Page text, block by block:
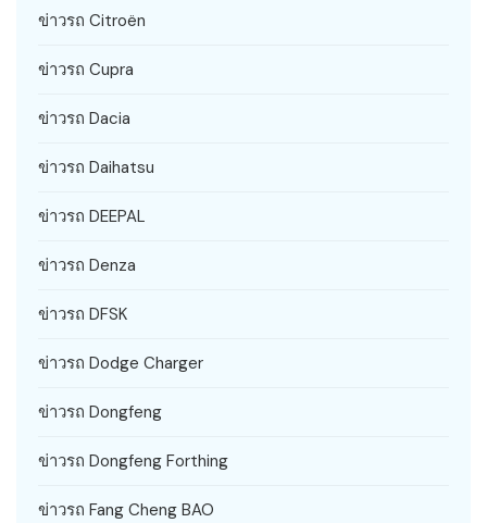
ข่าวรถ Citroën
ข่าวรถ Cupra
ข่าวรถ Dacia
ข่าวรถ Daihatsu
ข่าวรถ DEEPAL
ข่าวรถ Denza
ข่าวรถ DFSK
ข่าวรถ Dodge Charger
ข่าวรถ Dongfeng
ข่าวรถ Dongfeng Forthing
ข่าวรถ Fang Cheng BAO